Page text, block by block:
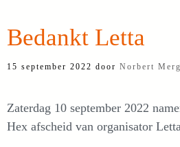
Bedankt Letta
15 september 2022 door Norbert
Zaterdag 10 september 2022
Hex afscheid van organisator